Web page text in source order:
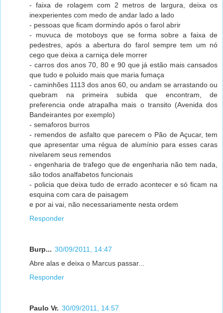
- faixa de rolagem com 2 metros de largura, deixa os
inexperientes com medo de andar lado a lado
- pessoas que ficam dormindo após o farol abrir
- muvuca de motoboys que se forma sobre a faixa de
pedestres, após a abertura do farol sempre tem um nó
cego que deixa a carniça dele morrer
- carros dos anos 70, 80 e 90 que já estão mais cansados
que tudo e poluido mais que maria fumaça
- caminhões 1113 dos anos 60, ou andam se arrastando ou
quebram na primeira subida que encontram, de
preferencia onde atrapalha mais o transito (Avenida dos
Bandeirantes por exemplo)
- semaforos burros
- remendos de asfalto que parecem o Pão de Açucar, tem
que apresentar uma régua de alumínio para esses caras
nivelarem seus remendos
- engenharia de trafego que de engenharia não tem nada,
são todos analfabetos funcionais
- policia que deixa tudo de errado acontecer e só ficam na
esquina com cara de paisagem
e por ai vai, não necessariamente nesta ordem
Responder
Burp... 30/09/2011, 14:47
Abre alas e deixa o Marcus passar...
Responder
Paulo Vr. 30/09/2011, 14:57